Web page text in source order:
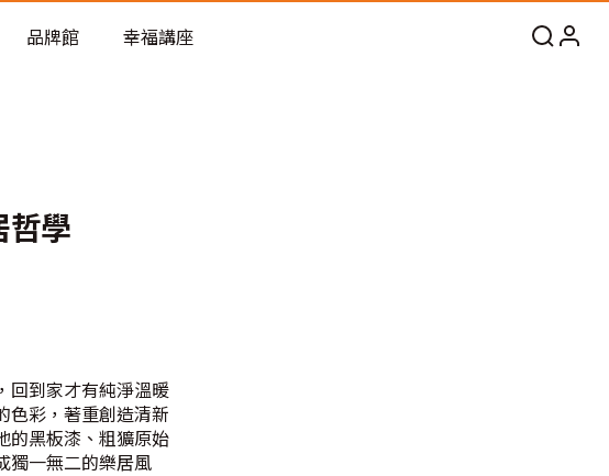
品牌館 幸福講座
哲學
回到家才有純淨溫暖
色彩，著重創造清新
的黑板漆、粗獷原始
獨一無二的樂居風